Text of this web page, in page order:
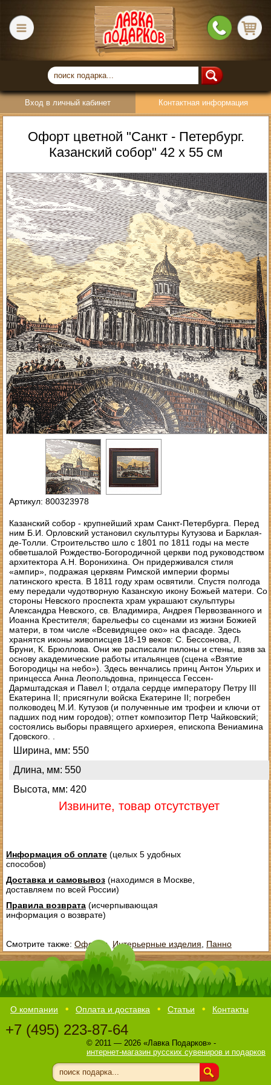
Вход в личный кабинет Контактная информация
Офорт цветной "Санкт - Петербург.
Казанский собор" 42 х 55 см
Артикул: 800323978
Казанский собор - крупнейший храм Санкт-Петербурга. Перед
ним Б.И. Орловский установил скульптуры Кутузова и Барклая-
де-Толли. Строительство шло с 1801 по 1811 годы на месте
обветшалой Рождество-Богородичной церкви под руководством
архитектора А.Н. Воронихина. Он придерживался стиля
«ампир», подражая церквям Римской империи формы
латинского креста. В 1811 году храм освятили. Спустя полгода
ему передали чудотворную Казанскую икону Божьей матери. Со
стороны Невского проспекта храм украшают скульптуры
Александра Невского, св. Владимира, Андрея Первозванного и
Иоанна Крестителя; барельефы со сценами из жизни Божией
матери, в том числе «Всевидящее око» на фасаде. Здесь
хранятся иконы живописцев 18-19 веков: С. Бессонова, Л.
Бруни, К. Брюллова. Они же расписали пилоны и стены, взяв за
основу академические работы итальянцев (сцена «Взятие
Богородицы на небо»). Здесь венчались принц Антон Ульрих и
принцесса Анна Леопольдовна, принцесса Гессен-
Дармштадская и Павел I; отдала сердце императору Петру III
Екатерина II; присягнули войска Екатерине II; погребен
полководец М.И. Кутузов (и полученные им трофеи и ключи от
падших под ним городов); отпет композитор Петр Чайковский;
состоялись выборы правящего архиерея, епископа Вениамина
Гдовского. .
Ширина, мм: 550
Длина, мм: 550
Высота, мм: 420
Извините, товар отсутствует
Информация об оплате(целых 5 удобных
способов)
Доставка и самовывоз(находимся в Москве,
доставляем по всей России)
Правила возврата(исчерпывающая
информация о возврате)
Смотрите также: Офорты, Интерьерные изделия Панно
О компании Оплата и доставка Статьи Контакты
+7 (495) 223-87-64
© 2011 — 2026 «Лавка Подарков» -
интернет-магазин русских сувениров и подарков